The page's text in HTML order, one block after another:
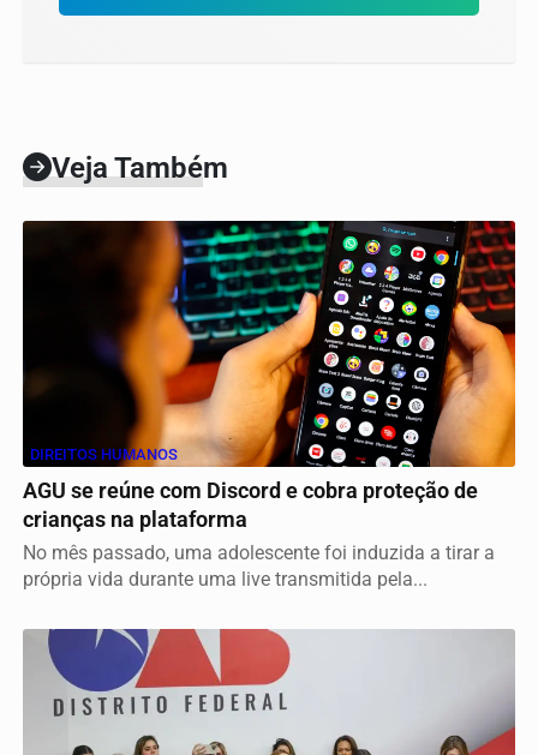
Veja Também
DIREITOS HUMANOS
AGU se reúne com Discord e cobra proteção de
crianças na plataforma
No mês passado, uma adolescente foi induzida a tirar a
própria vida durante uma live transmitida pela...